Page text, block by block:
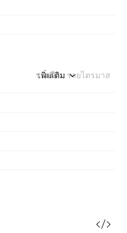
รายปี รายไตรมาส
เพิ่มเติม